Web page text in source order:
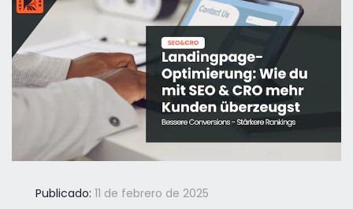
Publicado: 11 de febrero de 2025